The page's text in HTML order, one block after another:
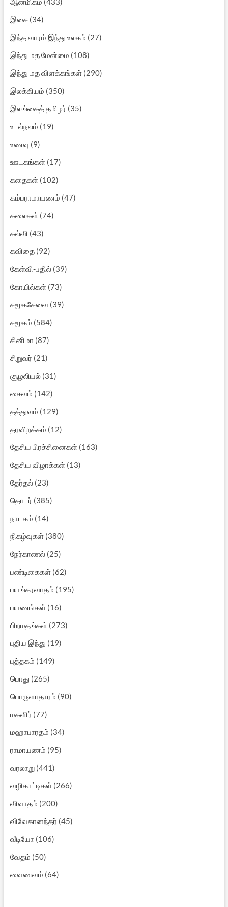
இசை(34)
இந்த வாரம் இந்து உலகம் (27)
இந்து மத மேன்மை (108)
இந்து மத விளக்கங்கள்(290)
இலக்கியம் (350)
இலங்கைத் தமிழர் (35)
உடல்நலம் (19)
உணவு (9)
ஊடகங்கள்(17)
கதைகள்(102)
கம்பராமாயணம் (47)
கலைகள்(74)
கல்வி (43)
கவிதை(92)
கேள்வி-பதில்(39)
கோயில்கள்(73)
சமூகசேவை (39)
சமூகம் (584)
சினிமா (87)
சிறுவர் (21)
சூழலியல்(31)
சைவம் (142)
தத்துவம் (129)
தரவிறக்கம் (12)
தேசிய பிரச்சினைகள்(163)
தேசிய விழாக்கள்(13)
தேர்தல்(23)
தொடர் (385)
நாடகம் (14)
நிகழ்வுகள்(380)
நேர்காணல்(25)
பண்டிகைகள்(62)
பயங்கரவாதம் (195)
பயணங்கள்(16)
பிறமதங்கள்(273)
புதிய இந்து (19)
புத்தகம் (149)
பொது (265)
பொருளாதாரம் (90)
மகளிர் (77)
மஹாபாரதம் (34)
ராமாயணம் (95)
வரலாறு(441)
வழிகாட்டிகள்(266)
விவாதம் (200)
விவேகானந்தர் (45)
வீடியோ (106)
வேதம் (50)
வைணவம் (64)